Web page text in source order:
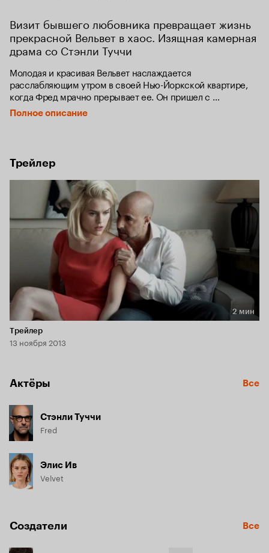
Визит бывшего любовника превращает жизнь
прекрасной Вельвет в хаос. Изящная камерная
драма со Стэнли Туччи
Молодая и красивая Вельвет наслаждается
расслабляющим утром в своей Нью-Йоркской квартире,
когда Фред мрачно прерывает ее. Он пришел с
чемоданом... И большими надеждами. За почти четыре
года о Фреде не было ни слуху ни духу, и Вельвет сильно
нечто больше, достигая своего апогея.
Полное описание
Трейлер
Длительность 2 мин
2 мин
Трейлер
13 ноября 2013
Актёры Все
Стэнли Туччи
Fred
Элис Ив
Velvet
Создатели Все